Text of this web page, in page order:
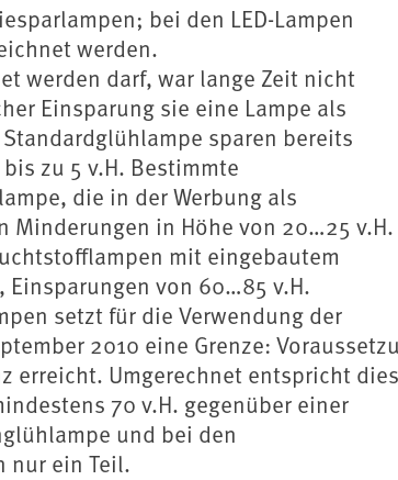
bei den LED-Lampen
werden.
werden darf, war lange Zeit nicht
Einsparung sie eine Lampe als
sparen bereits
zu 5 v.H. Bestimmte
die in der Werbung als
Minderungen in Höhe von 20…25 v.H.
mit eingebautem
von 60…85 v.H.
setzt für die Verwendung der
2010 eine Grenze:
erreicht. Umgerechnet entspricht dies
70 v.H. gegenüber einer
und bei den
nur ein Teil.